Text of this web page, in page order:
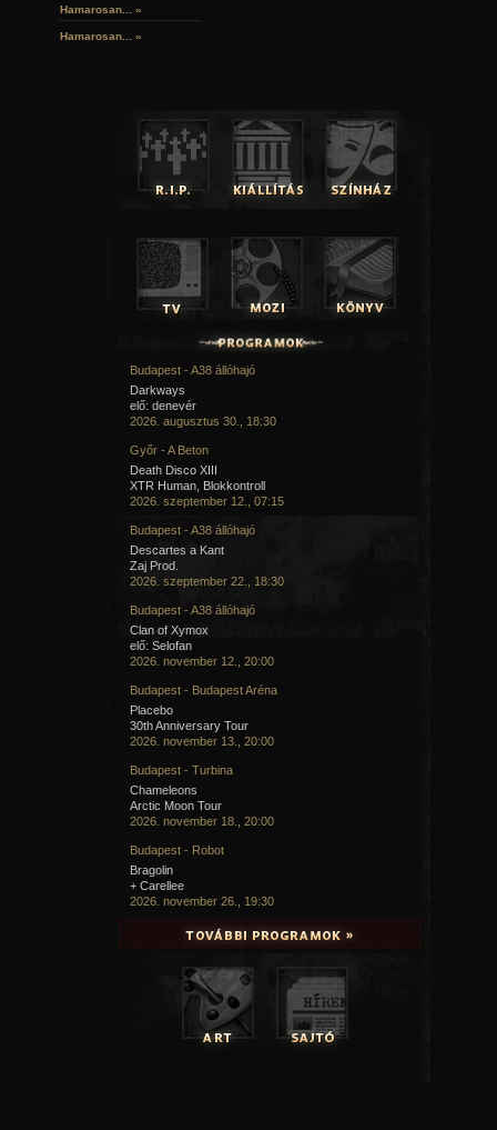
Hamarosan... »
Hamarosan... »
Budapest - A38 állóhajó
Darkways
elő: denevér
2026. augusztus 30., 18:30
Győr - A Beton
Death Disco XIII
XTR Human, Blokkontroll
2026. szeptember 12., 07:15
Budapest - A38 állóhajó
Descartes a Kant
Zaj Prod.
2026. szeptember 22., 18:30
Budapest - A38 állóhajó
Clan of Xymox
elő: Selofan
2026. november 12., 20:00
Budapest - Budapest Aréna
Placebo
30th Anniversary Tour
2026. november 13., 20:00
Budapest - Turbina
Chameleons
Arctic Moon Tour
2026. november 18., 20:00
Budapest - Robot
Bragolin
+ Carellee
2026. november 26., 19:30